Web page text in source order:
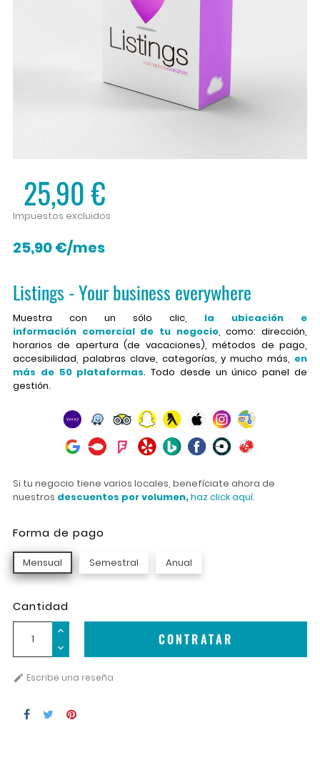
25,90 €
Impuestos excluidos
25,90 €/mes
Listings - Your business everywhere
Muestra con un sólo clic, la ubicación e
información comercial de tu negocio, como: dirección,
horarios de apertura (de vacaciones), métodos de pago,
accesibilidad, palabras clave, categorías, y mucho más, en
más de 50 plataformas. Todo desde un único panel de
gestión.
Si tu negocio tiene varios locales, benefíciate ahora de
nuestros descuentos por volumen,haz click aquí.
Forma de pago
Mensual Semestral Anual
Cantidad
CONTRATAR
 Escribe una reseña